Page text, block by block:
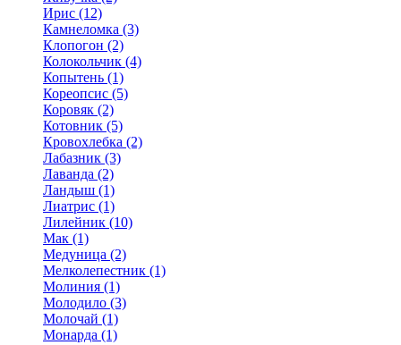
Ирис (12)
Камнеломка (3)
Клопогон (2)
Колокольчик (4)
Копытень (1)
Кореопсис (5)
Коровяк (2)
Котовник (5)
Кровохлебка (2)
Лабазник (3)
Лаванда (2)
Ландыш (1)
Лиатрис (1)
Лилейник (10)
Мак (1)
Медуница (2)
Мелколепестник (1)
Молиния (1)
Молодило (3)
Молочай (1)
Монарда (1)